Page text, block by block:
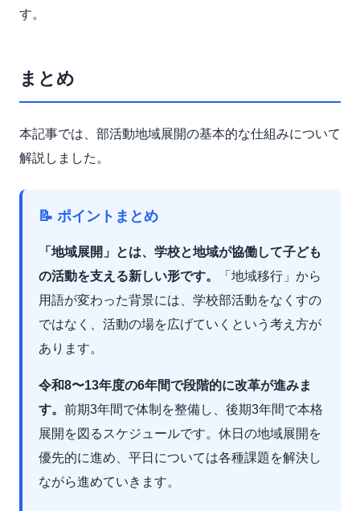
す。
まとめ
本記事では、部活動地域展開の基本的な仕組みについて
解説しました。
📝 ポイントまとめ
「地域展開」とは、学校と地域が協働して子ども
の活動を支える新しい形です。
「地域移行」から
用語が変わった背景には、学校部活動をなくすの
ではなく、活動の場を広げていくという考え方が
あります。
令和8〜13年度の6年間で段階的に改革が進みま
す。 前期3年間で体制を整備し、後期3年間で本格
展開を図るスケジュールです。休日の地域展開を
優先的に進め、平日については各種課題を解決し
ながら進めていきます。